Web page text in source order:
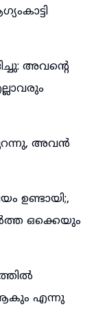
അവന്റെ
അവൻ
ഉണ്ടായി;,
ഒക്കെയും
എന്നു